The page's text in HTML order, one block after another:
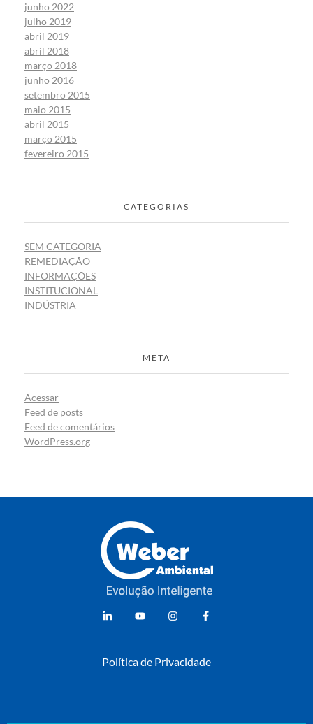
junho 2022
julho 2019
abril 2019
abril 2018
março 2018
junho 2016
setembro 2015
maio 2015
abril 2015
março 2015
fevereiro 2015
CATEGORIAS
SEM CATEGORIA
REMEDIAÇÃO
INFORMAÇÕES
INSTITUCIONAL
INDÚSTRIA
META
Acessar
Feed de posts
Feed de comentários
WordPress.org
Política de Privacidade